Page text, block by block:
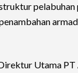
Utama PT